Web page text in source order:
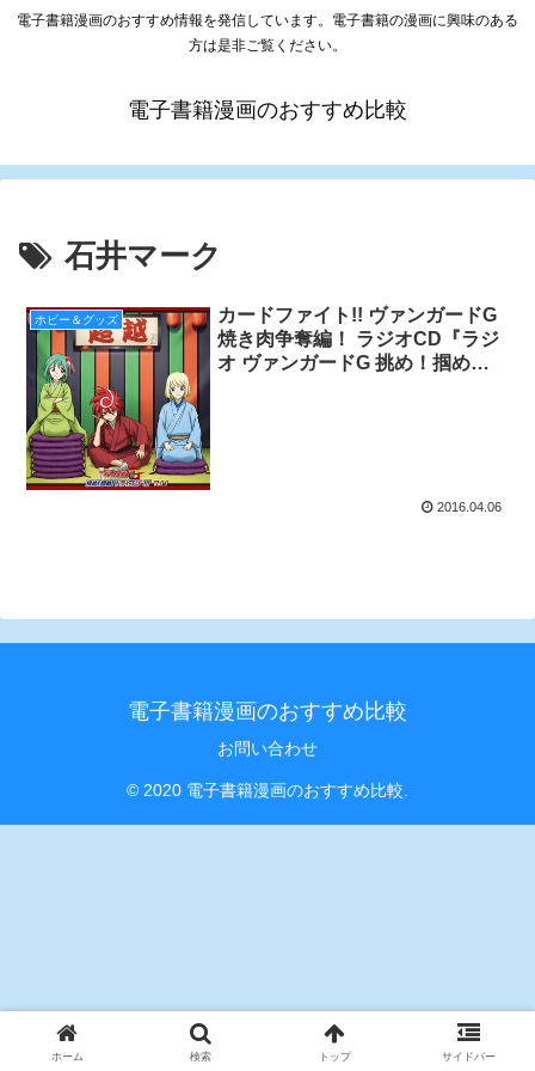
電子書籍漫画のおすすめ情報を発信しています。電子書籍の漫画に興味のある
方は是非ご覧ください。
電子書籍漫画のおすすめ比較
石井マーク
ホビー＆グッズ
カードファイト!! ヴァンガードG
焼き肉争奪編！ ラジオCD『ラジ
オ ヴァンガードG 挑め！掴め！
2016.04.06
電子書籍漫画のおすすめ比較
お問い合わせ
© 2020 電子書籍漫画のおすすめ比較.
ホーム 検索 トップ サイドバー